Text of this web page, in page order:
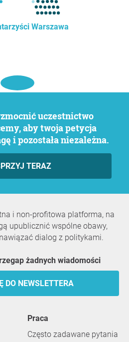
Warszawa
aby twoja petycja
i pozostała niezależna.
TERAZ
i non-profitowa platforma, na
upublicznić wspólne obawy,
dialog z politykami.
żadnych wiadomości
DO NEWSLETTERA
praca
Często zadawane pytania